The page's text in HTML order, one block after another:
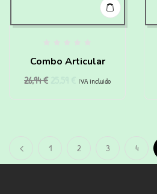
Combo Articular
26,94€ IVA incluido
1 2 3 4